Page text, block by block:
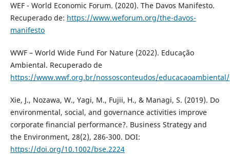
WEF - World Economic Forum. (2020). The Davos Manifesto.
Recuperado de: https://www.weforum.org/the-davos-
manifesto
WWF – World Wide Fund For Nature (2022). Educação
Ambiental. Recuperado de
https://www.wwf.org.br/nossosconteudos/educacaoambiental/
Xie, J., Nozawa, W., Yagi, M., Fujii, H., & Managi, S. (2019). Do
environmental, social, and governance activities improve
corporate financial performance?. Business Strategy and
the Environment, 28(2), 286-300. DOI:
https://doi.org/10.1002/bse.2224